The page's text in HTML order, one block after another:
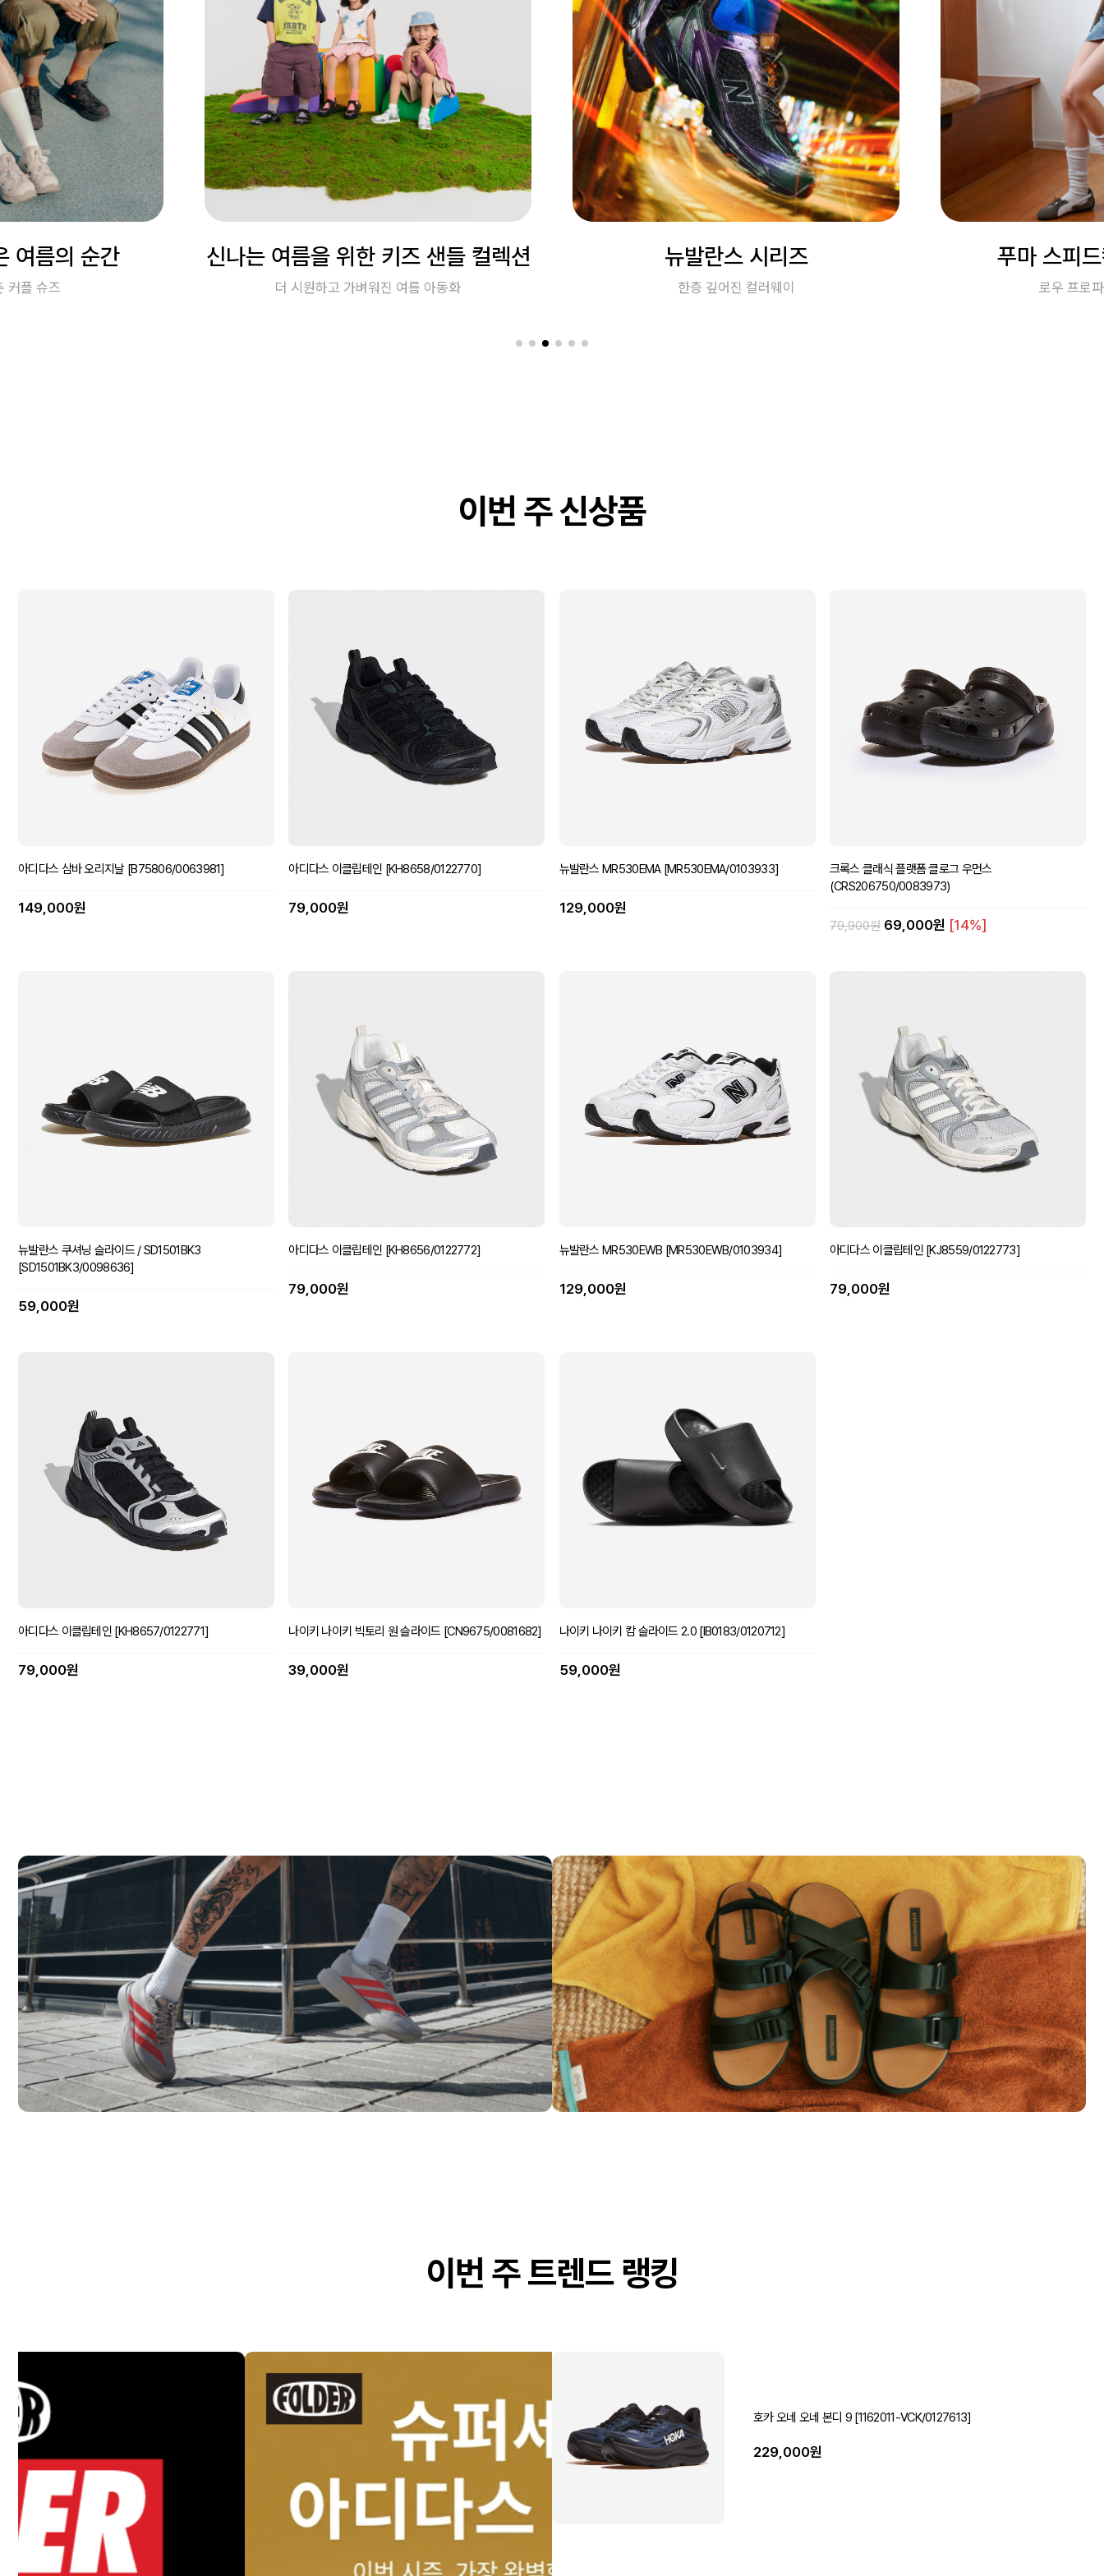
여름의 순간
커플 슈즈
신나는 여름을 위한 키즈 샌들 컬렉션
더 시원하고 가벼워진 여름 아동화
뉴발란스 시리즈
한층 깊어진 컬러웨이
푸마 스피
로우 프로
이번 주 신상품
아디다스 삼바 오리지날 [B75806/0063981]
149,000원
아디다스 이클립테인 [KH8658/0122770]
79,000원
뉴발란스 MR530EMA [MR530EMA/0103933]
129,000원
크록스 클래식 플랫폼 클로그 우먼스
(CRS206750/0083973)
79,900원 69,000원 [14%]
뉴발란스 쿠셔닝 슬라이드 / SD1501BK3
[SD1501BK3/0098636]
59,000원
아디다스 이클립테인 [KH8656/0122772]
79,000원
뉴발란스 MR530EWB [MR530EWB/0103934]
129,000원
아디다스 이클립테인 [KJ8559/0122773]
79,000원
아디다스 이클립테인 [KH8657/0122771]
79,000원
나이키 나이키 빅토리 원 슬라이드 [CN9675/0081682]
39,000원
나이키 나이키 캄 슬라이드 2.0 [IB0183/0120712]
59,000원
이번 주 트렌드 랭킹
호카 오네 오네 본디 9 [1162011-VCK/0127613]
229,000원